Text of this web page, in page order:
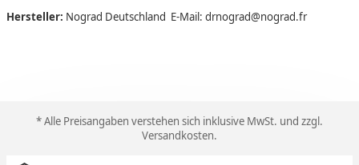
Hersteller: Nograd Deutschland E-Mail: drnograd@nograd.fr
* Alle Preisangaben verstehen sich inklusive MwSt. und zzgl.
Versandkosten.